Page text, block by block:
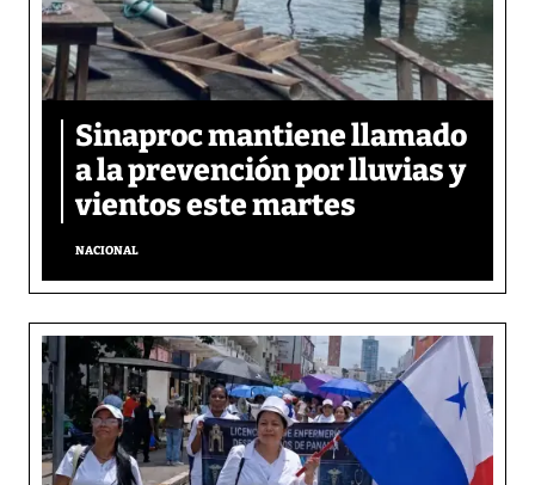
Sinaproc mantiene llamado
a la prevención por lluvias y
vientos este martes
NACIONAL